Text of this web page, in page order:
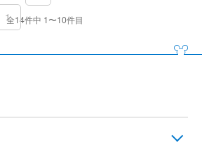
1
全14件中 1〜10件目